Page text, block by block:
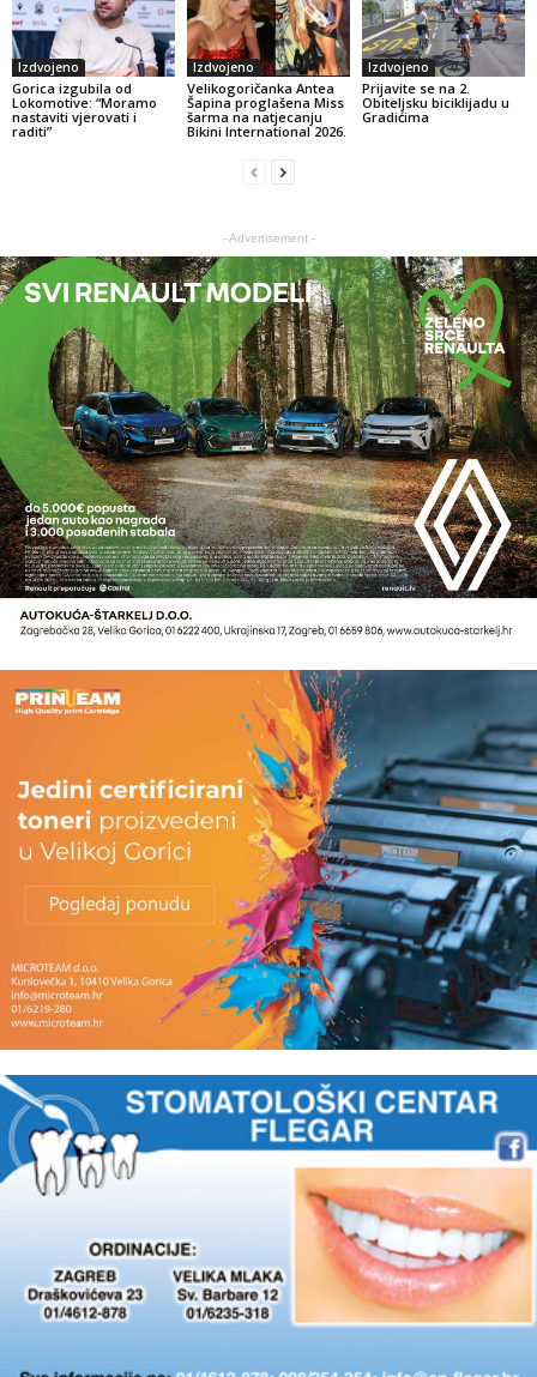
Izdvojeno
Gorica izgubila od
Lokomotive: “Moramo
nastaviti vjerovati i
raditi”
Izdvojeno
Velikogoričanka Antea
Šapina proglašena Miss
šarma na natjecanju
Bikini International 2026.
Izdvojeno
Prijavite se na 2.
Obiteljsku biciklijadu u
Gradićima
- Advertisement -